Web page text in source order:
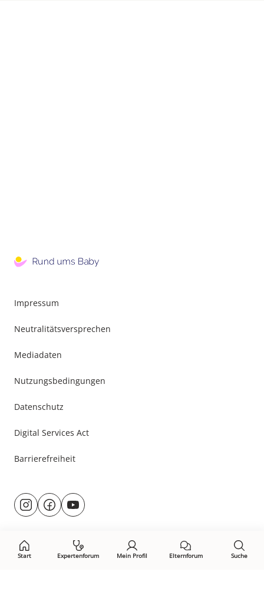
Start Expertenforum Mein Profil Elternforum Suche
Impressum
Neutralitätsversprechen
Mediadaten
Nutzungsbedingungen
Datenschutz
Digital Services Act
Barrierefreiheit
Besuche
uns@rund.ums.baby
facebook.com/rundumsbaby.de
youtube.com/@rundumsbaby_